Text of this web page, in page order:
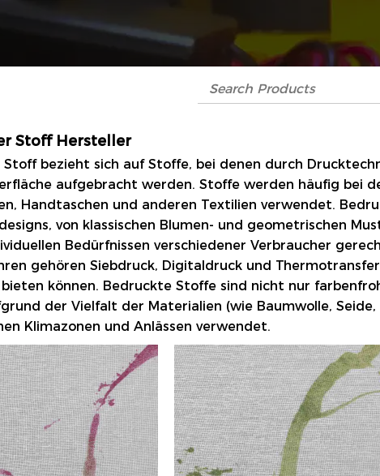
Stoff Hersteller
Stoff bezieht sich auf Stoffe, bei denen durch
aufgebracht werden. Stoffe werden häufig bei
Handtaschen und anderen Textilien verwendet.
von klassischen Blumen- und geometrischen
Bedürfnissen verschiedener Verbraucher
gehören Siebdruck, Digitaldruck und
können. Bedruckte Stoffe sind nicht nur
der Vielfalt der Materialien (wie Baumwolle,
Klimazonen und Anlässen verwendet.